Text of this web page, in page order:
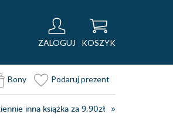
ZALOGUJ KOSZYK
Bony Podaruj prezent
inna książka za 9,90zł